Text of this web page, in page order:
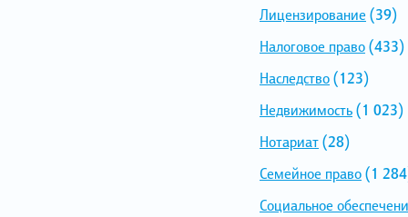
Лицензирование (39)
Налоговое право(433)
Наследство(123)
Недвижимость(1 023)
Нотариат(28)
Семейное право(1
Социальное